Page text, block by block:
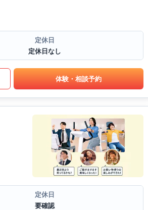
定休日
定休日なし
体験・相談予約
定休日
要確認